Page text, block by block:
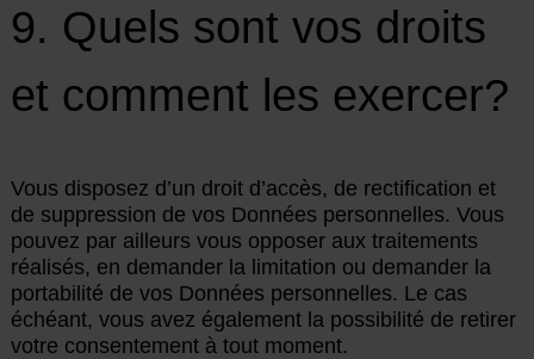
9. Quels sont vos droits
et comment les exercer?
Vous disposez d’un droit d’accès, de rectification et
de suppression de vos Données personnelles. Vous
pouvez par ailleurs vous opposer aux traitements
réalisés, en demander la limitation ou demander la
portabilité de vos Données personnelles. Le cas
échéant, vous avez également la possibilité de retirer
votre consentement à tout moment.